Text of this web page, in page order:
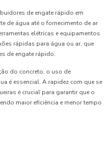
de engate rápido em
de água até o fornecimento de ar
elétricas e equipamentos
rápidas para água ou ar, que
de engate rápido.
do concreto, o uso de
é essencial. A rapidez com que se
é crucial para garantir que o
maior eficiência e menor tempo